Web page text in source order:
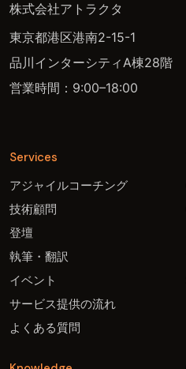
株式会社アトラクタ
東京都港区港南2-15-1
品川インターシティA棟28階
営業時間：9:00–18:00
Services
アジャイルコーチング
技術顧問
登壇
執筆・翻訳
イベント
サービス提供の流れ
よくある質問